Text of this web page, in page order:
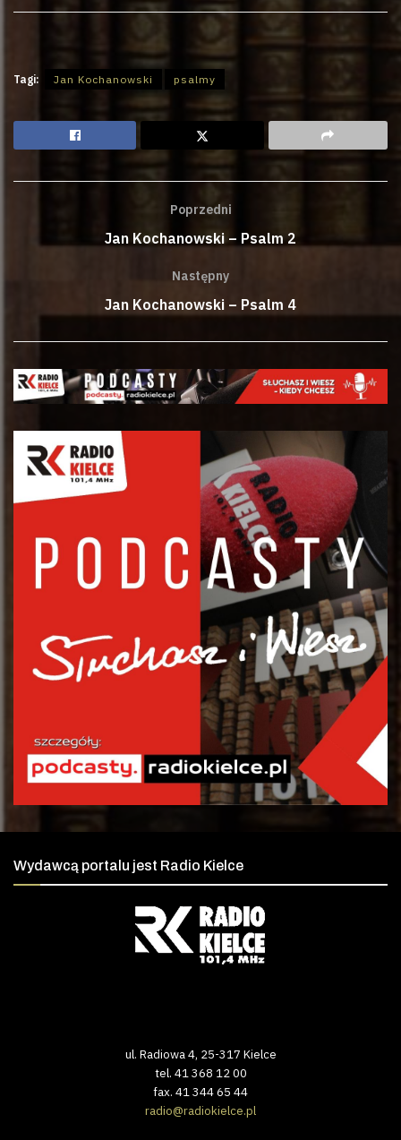
Tagi: Jan Kochanowski psalmy
Poprzedni
Jan Kochanowski – Psalm 2
Następny
Jan Kochanowski – Psalm 4
Wydawcą portalu jest Radio Kielce
ul. Radiowa 4, 25-317 Kielce
tel. 41 368 12 00
fax. 41 344 65 44
radio@radiokielce.pl